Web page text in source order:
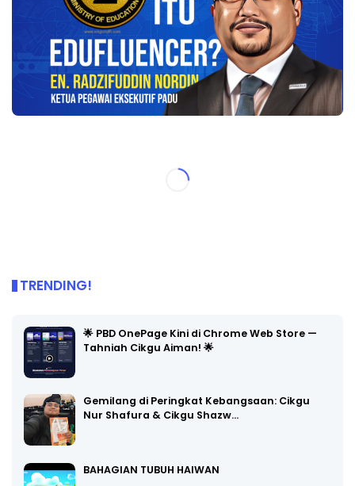
TRENDING!
🌟 PBD OnePage Kini di Chrome Web Store —
Tahniah Cikgu Aiman! 🌟
Gemilang di Peringkat Kebangsaan: Cikgu
Nur Shafura & Cikgu Shazw…
BAHAGIAN TUBUH HAIWAN